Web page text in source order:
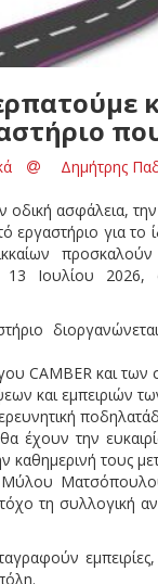
Δημήτρης
ασφάλεια,
εργαστήριο για
13 Ιουλίου
CAMBER και των
και εμπειριών
έχουν την
τους
τη συλλογική